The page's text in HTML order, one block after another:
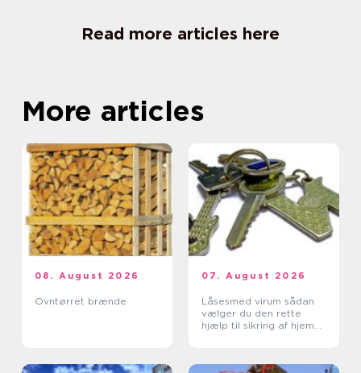
Read more articles here
More articles
08. August 2026
Ovntørret brænde
07. August 2026
Låsesmed virum sådan
vælger du den rette
hjælp til sikring af hjem